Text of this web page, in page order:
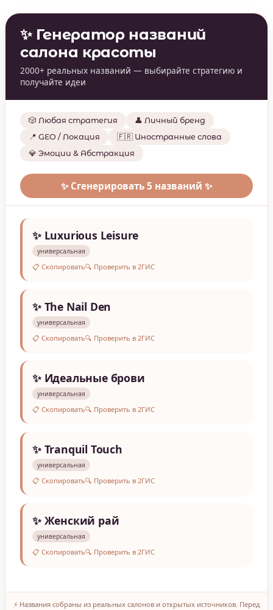
✨ Генератор названий
салона красоты
2000+ реальных названий — выбирайте стратегию и
получайте идеи
🎲 Любая стратегия
👤 Личный бренд
📍 GEO / Локация
🇫🇷 Иностранные слова
💎 Эмоции & Абстракция
✨ Сгенерировать 5 названий ✨
✨ Luxurious Leisure
универсальная
📋 Скопировать🔍 Проверить в 2ГИС
✨ The Nail Den
универсальная
📋 Скопировать🔍 Проверить в 2ГИС
✨ Идеальные брови
универсальная
📋 Скопировать🔍 Проверить в 2ГИС
✨ Tranquil Touch
универсальная
📋 Скопировать🔍 Проверить в 2ГИС
✨ Женский рай
универсальная
📋 Скопировать🔍 Проверить в 2ГИС
⚡ Названия собраны из реальных салонов и открытых источников. Перед